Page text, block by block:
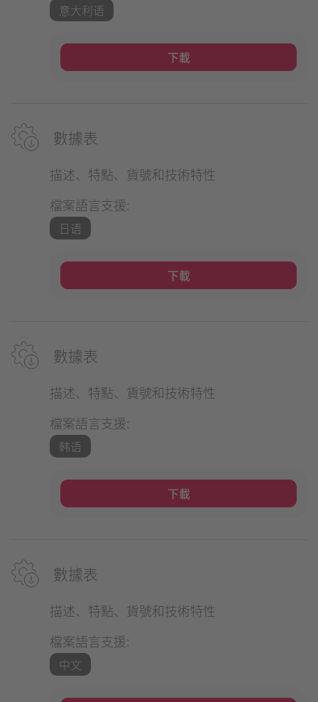
意大利语
下載
數據表
描述、特點、貨號和技術特性
檔案語言支援:
日语
下載
數據表
描述、特點、貨號和技術特性
檔案語言支援:
韩语
下載
數據表
描述、特點、貨號和技術特性
檔案語言支援:
中文